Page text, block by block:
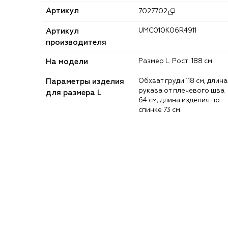
Артикул 7027702
Артикул
производителя
UMC010K06R4911
На модели Размер L. Рост: 188 см.
Параметры изделия
для размера L
Обхват груди 118 см, длина
рукава от плечевого шва
64 см, длина изделия по
спинке 73 см.